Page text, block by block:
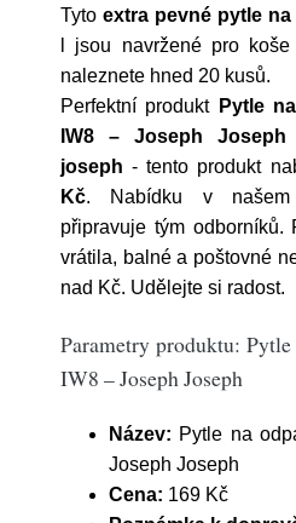
Tyto extra pevné pytle
l jsou navržené pro
naleznete hned 20 kusů.
Perfektní produkt Pytle
IW8 – Joseph Joseph
joseph - tento produkt
Kč. Nabídku v
připravuje tým odborníků.
vrátila, balné a poštovné
nad Kč. Udělejte si radost.
Parametry produktu:
IW8 – Joseph Joseph
Název: Pytle na
Joseph Joseph
Cena: 169 Kč